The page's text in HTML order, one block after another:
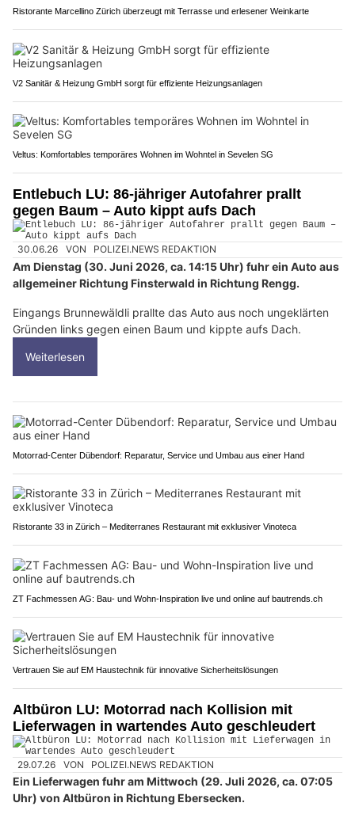
Ristorante Marcellino Zürich überzeugt mit Terrasse und erlesener Weinkarte
V2 Sanitär & Heizung GmbH sorgt für effiziente Heizungsanlagen
Veltus: Komfortables temporäres Wohnen im Wohntel in Sevelen SG
Entlebuch LU: 86-jähriger Autofahrer prallt
gegen Baum – Auto kippt aufs Dach
30.06.26 VON POLIZEI.NEWS REDAKTION
Am Dienstag (30. Juni 2026, ca. 14:15 Uhr) fuhr ein Auto aus
allgemeiner Richtung Finsterwald in Richtung Rengg.
Eingangs Brunnewäldli prallte das Auto aus noch ungeklärten
Gründen links gegen einen Baum und kippte aufs Dach.
Weiterlesen
Motorrad-Center Dübendorf: Reparatur, Service und Umbau aus einer Hand
Ristorante 33 in Zürich – Mediterranes Restaurant mit exklusiver Vinoteca
ZT Fachmessen AG: Bau- und Wohn-Inspiration live und online auf bautrends.ch
Vertrauen Sie auf EM Haustechnik für innovative Sicherheitslösungen
Altbüron LU: Motorrad nach Kollision mit
Lieferwagen in wartendes Auto geschleudert
29.07.26 VON POLIZEI.NEWS REDAKTION
Ein Lieferwagen fuhr am Mittwoch (29. Juli 2026, ca. 07:05
Uhr) von Altbüron in Richtung Ebersecken.